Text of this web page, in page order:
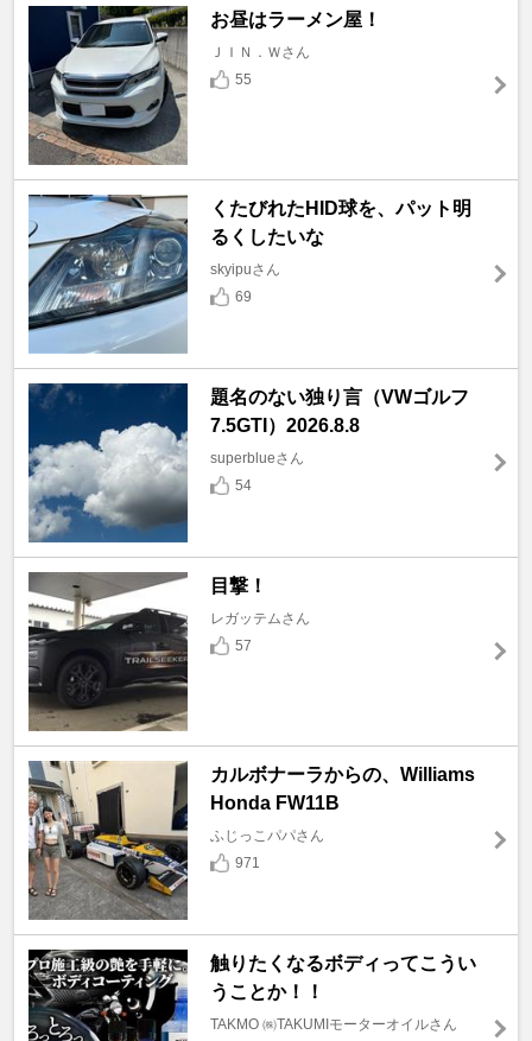
お昼はラーメン屋！
ＪＩＮ．Ｗさん
55
くたびれたHID球を、パット明
るくしたいな
skyipuさん
69
題名のない独り言（VWゴルフ
7.5GTI）2026.8.8
superblueさん
54
目撃！
レガッテムさん
57
カルボナーラからの、Williams
Honda FW11B
ふじっこパパさん
971
触りたくなるボディってこうい
うことか！！
TAKMO ㈱TAKUMIモーターオイルさん